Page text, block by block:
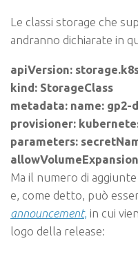
Le classi storage che
andranno dichiarate in
apiVersion:
kind: StorageClass
metadata: name: gp2-
provisioner:
parameters:
Ma il numero di
e, come detto, può
announcement, in cui
logo della release: